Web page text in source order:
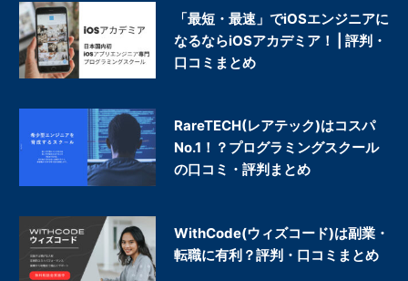
「最短・最速」でiOSエンジニアに
なるならiOSアカデミア！ | 評判・
口コミまとめ
RareTECH(レアテック)はコスパ
No.1！？プログラミングスクール
の口コミ・評判まとめ
WithCode(ウィズコード)は副業・
転職に有利？評判・口コミまとめ